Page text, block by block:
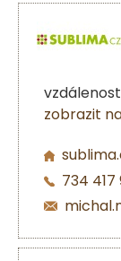
zobrazit
734 417